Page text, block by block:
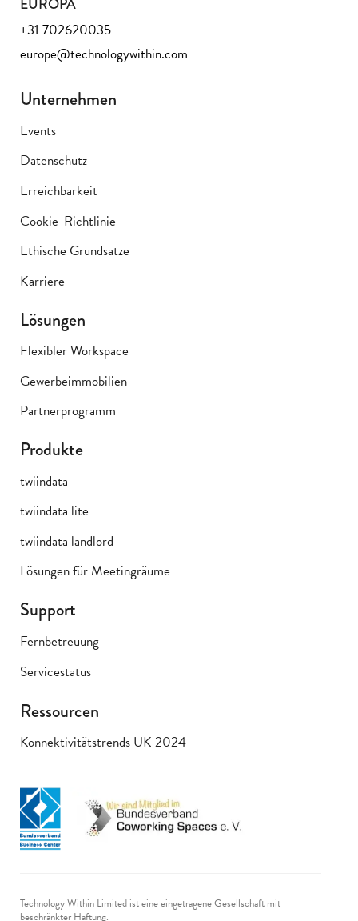
EUROPA
+31 702620035
europe@technologywithin.com
Unternehmen
Events
Datenschutz
Erreichbarkeit
Cookie-Richtlinie
Ethische Grundsätze
Karriere
Lösungen
Flexibler Workspace
Gewerbeimmobilien
Partnerprogramm
Produkte
twiindata
twiindata lite
twiindata landlord
Lösungen für Meetingräume
Support
Fernbetreuung
Servicestatus
Ressourcen
Konnektivitätstrends UK 2024
Technology Within Limited ist eine eingetragene Gesellschaft mit
beschränkter Haftung.